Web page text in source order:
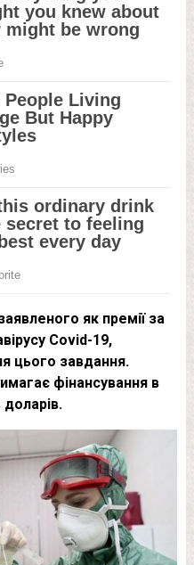
як премії за
Covid-19,
цього завдання.
фінансування в
доларів.